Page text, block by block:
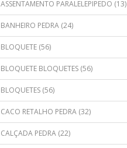
ASSENTAMENTO PARALELEPIPEDO (13)
BANHEIRO PEDRA (24)
BLOQUETE (56)
BLOQUETE BLOQUETES (56)
BLOQUETES (56)
CACO RETALHO PEDRA (32)
CALÇADA PEDRA (22)